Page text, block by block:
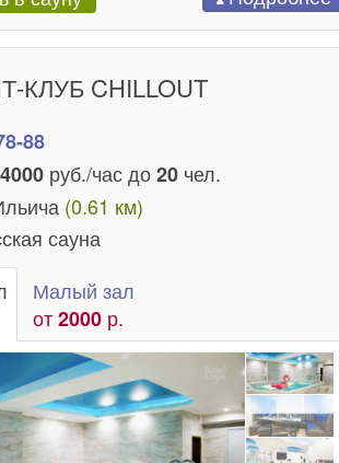
КЛУБ CHILLOUT
88
4000 руб./час до20 чел.
(0.61 км)
сауна
Малый зал
от2000 р.